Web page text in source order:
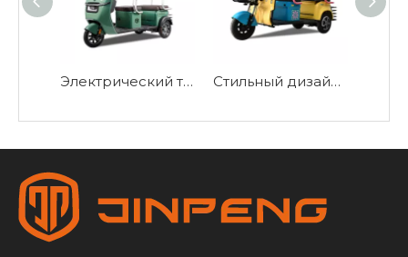
Электрический трехколесный велосипед для отдыха с крышей-ZHG Стильный дизайн электрического трехколесного велосипеда для отдыха-N10